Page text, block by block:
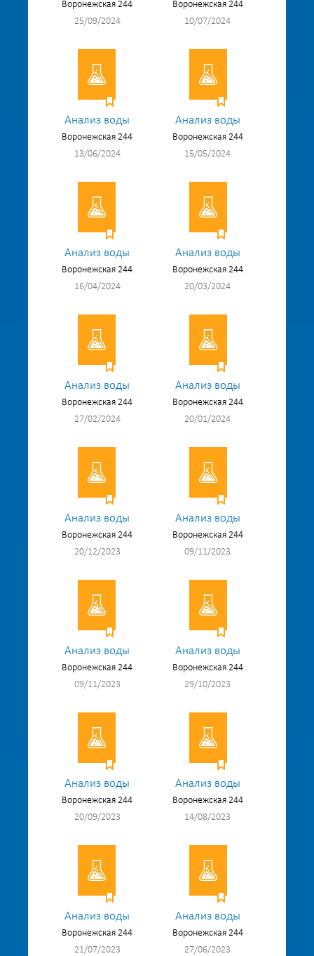
Воронежская 244
25/09/2024
Воронежская 244
10/07/2024
Анализ воды
Воронежская 244
13/06/2024
Анализ воды
Воронежская 244
15/05/2024
Анализ воды
Воронежская 244
16/04/2024
Анализ воды
Воронежская 244
20/03/2024
Анализ воды
Воронежская 244
27/02/2024
Анализ воды
Воронежская 244
20/01/2024
Анализ воды
Воронежская 244
20/12/2023
Анализ воды
Воронежская 244
09/11/2023
Анализ воды
Воронежская 244
09/11/2023
Анализ воды
Воронежская 244
29/10/2023
Анализ воды
Воронежская 244
20/09/2023
Анализ воды
Воронежская 244
14/08/2023
Анализ воды
Воронежская 244
21/07/2023
Анализ воды
Воронежская 244
27/06/2023